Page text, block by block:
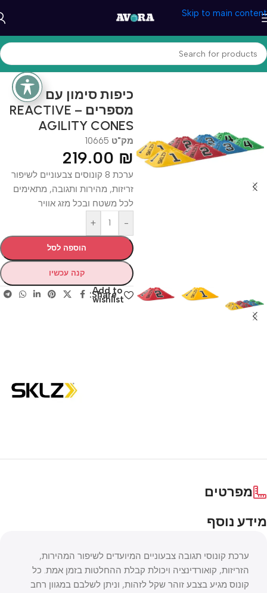
Skip to main content
עמוד הבית/ספורט וכושר/ציוד כושר וספורט
כיפות סימון עם
מספרים – REACTIVE
AGILITY CONES
מק"ט 10665
219.00 ₪
ערכת 8 קונוסים צבעוניים לשיפור
זריזות, מהירות ותגובה, מתאימים
לכל משטח ובכל מזג אוויר
-
+
הוספה לסל
קנה עכשיו
Add to
wishlist
Share:
מפרטים
מידע נוסף
ערכת קונוסי תגובה צבעוניים המיועדים לשיפור המהירות,
הזריזות, קואורדינציה ויכולת קבלת ההחלטות בזמן אמת. כל
קונוס מגיע בצבע זוהר שקל לזהות, וניתן לשלבם במגוון רחב